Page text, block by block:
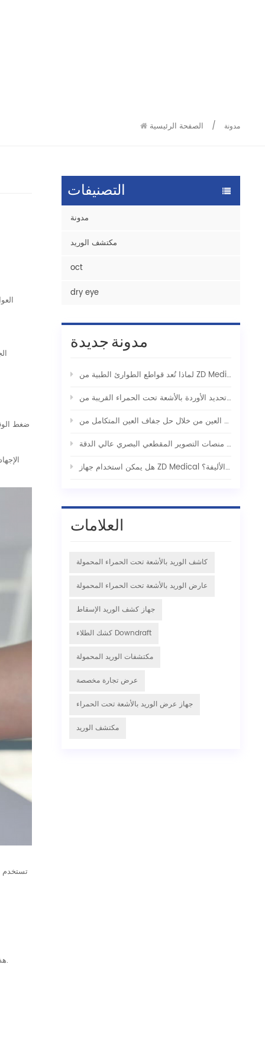
الصفحة الرئيسية / مدونة
ضغط
تستخدم
يمكن أن يعزز معدلات نجاح المحاولة الأولى لدى المرضى الأطفال بنسبة 20% إلى 50% أو أكثر.
التصنيفات
مدونة
مكتشف الوريد
oct
dry eye
مدونة جديدة
هل يمكن استخدام جهاز ZD Medical لتحديد الأوردة الوريدي للاستخدام مع الحيوانات الأليفة؟
العلامات
كاشف الوريد بالأشعة تحت الحمراء المحمولة
عارض الوريد بالأشعة تحت الحمراء المحمولة
جهاز كشف الوريد الإسقاط
كشك الطلاء Downdraft
مكتشفات الوريد المحمولة
عرض تجارة مخصصة
جهاز عرض الوريد بالأشعة تحت الحمراء
مكتشف الوريد